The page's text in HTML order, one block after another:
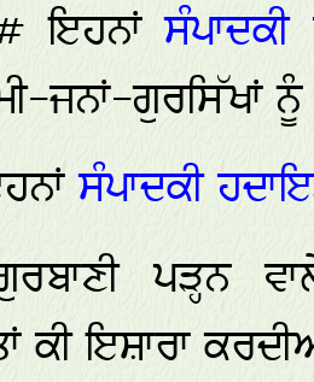
ਇਹਨਾਂ
ਜਨਾਂ-ਗੁਰਸਿੱਖਾਂ
ਸੰਪਾਦਕੀ
ਪੜ੍ਹਨ
ਕੀ ਇਸ਼ਾਰਾ